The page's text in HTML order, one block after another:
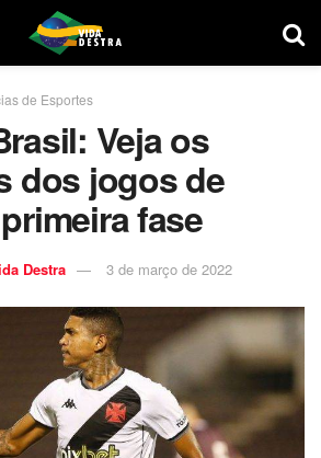
de Esportes
Veja os
dos jogos de
fase
Destra 3 de março de 2022